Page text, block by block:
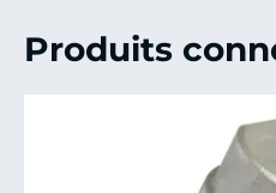
Produits